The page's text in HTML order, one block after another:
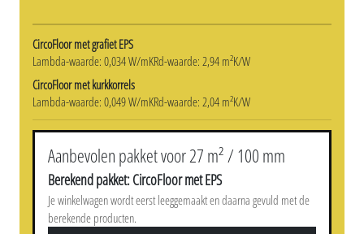
CircoFloor met grafiet EPS
Lambda-waarde: 0,034 W/mKRd-waarde: 2,94 m²K/W
CircoFloor met kurkkorrels
Lambda-waarde: 0,049 W/mKRd-waarde: 2,04 m²K/W
Aanbevolen pakket voor 27 m² / 100 mm
Berekend pakket: CircoFloor met EPS
Je winkelwagen wordt eerst leeggemaakt en daarna gevuld met de
berekende producten.